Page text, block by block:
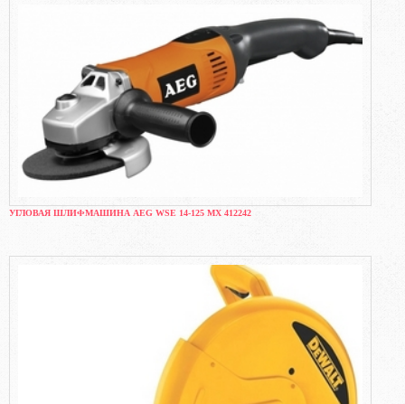
УГЛОВАЯ ШЛИФМАШИНА AEG WSE 14-125 MX 412242